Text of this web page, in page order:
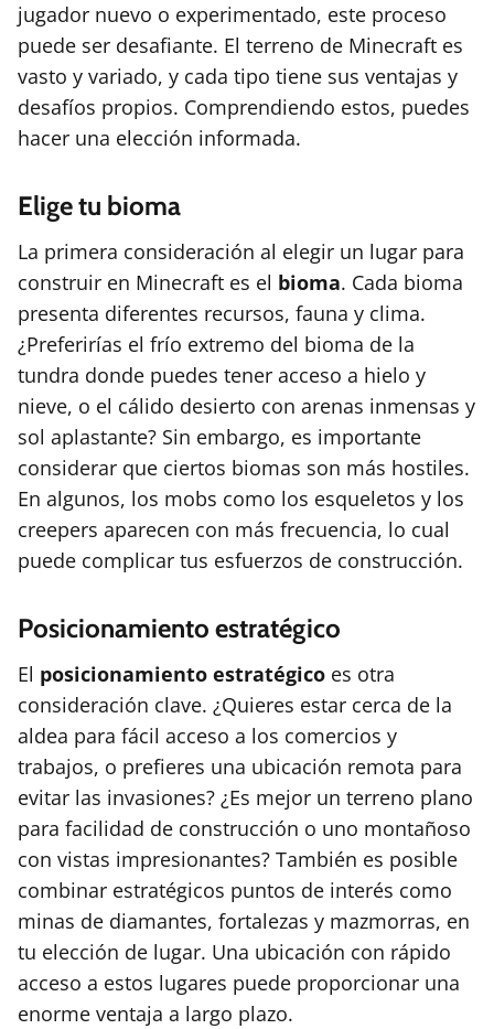
jugador nuevo o experimentado, este proceso
puede ser desafiante. El terreno de Minecraft es
vasto y variado, y cada tipo tiene sus ventajas y
desafíos propios. Comprendiendo estos, puedes
hacer una elección informada.
Elige tu bioma
La primera consideración al elegir un lugar para
construir en Minecraft es el bioma. Cada bioma
presenta diferentes recursos, fauna y clima.
¿Preferirías el frío extremo del bioma de la
tundra donde puedes tener acceso a hielo y
nieve, o el cálido desierto con arenas inmensas y
sol aplastante? Sin embargo, es importante
considerar que ciertos biomas son más hostiles.
En algunos, los mobs como los esqueletos y los
creepers aparecen con más frecuencia, lo cual
puede complicar tus esfuerzos de construcción.
Posicionamiento estratégico
El posicionamiento estratégico es otra
consideración clave. ¿Quieres estar cerca de la
aldea para fácil acceso a los comercios y
trabajos, o prefieres una ubicación remota para
evitar las invasiones? ¿Es mejor un terreno plano
para facilidad de construcción o uno montañoso
con vistas impresionantes? También es posible
combinar estratégicos puntos de interés como
minas de diamantes, fortalezas y mazmorras, en
tu elección de lugar. Una ubicación con rápido
acceso a estos lugares puede proporcionar una
enorme ventaja a largo plazo.